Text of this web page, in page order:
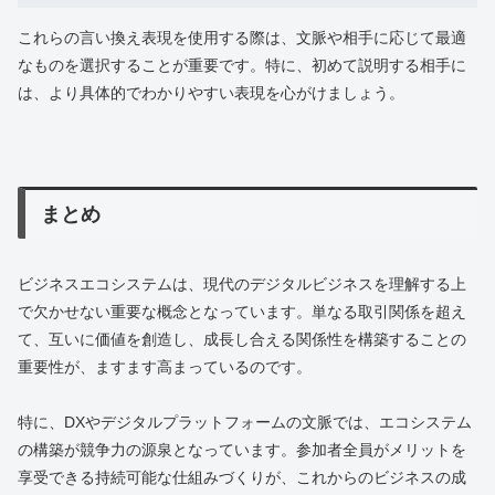
これらの言い換え表現を使用する際は、文脈や相手に応じて最適
なものを選択することが重要です。特に、初めて説明する相手に
は、より具体的でわかりやすい表現を心がけましょう。
まとめ
ビジネスエコシステムは、現代のデジタルビジネスを理解する上
で欠かせない重要な概念となっています。単なる取引関係を超え
て、互いに価値を創造し、成長し合える関係性を構築することの
重要性が、ますます高まっているのです。
特に、DXやデジタルプラットフォームの文脈では、エコシステム
の構築が競争力の源泉となっています。参加者全員がメリットを
享受できる持続可能な仕組みづくりが、これからのビジネスの成